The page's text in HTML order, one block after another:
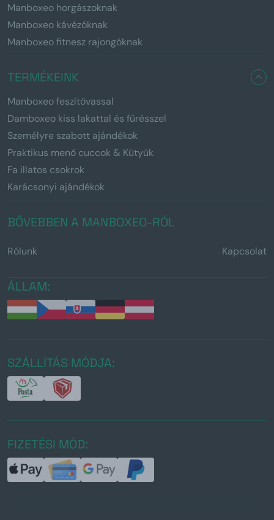
Manboxeo horgászoknak
Manboxeo kávézóknak
Manboxeo fitnesz rajongóknak
TERMÉKEINK
Manboxeo feszítővassal
Damboxeo kiss lakattal és fűrésszel
Személyre szabott ajándékok
Praktikus menő cuccok & Kütyük
Fa illatos csokrok
Karácsonyi ajándékok
BŐVEBBEN A MANBOXEO-RÓL
Rólunk Kapcsolat
ÁLLAM:
SZÁLLÍTÁS MÓDJA:
FIZETÉSI MÓD: